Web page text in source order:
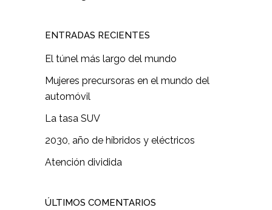
ENTRADAS RECIENTES
El túnel más largo del mundo
Mujeres precursoras en el mundo del
automóvil
La tasa SUV
2030, año de híbridos y eléctricos
Atención dividida
ÚLTIMOS COMENTARIOS